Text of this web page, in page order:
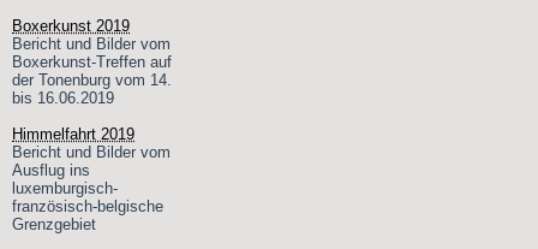
Boxerkunst 2019
Bericht und Bilder vom
Boxerkunst-Treffen auf
der Tonenburg vom 14.
bis 16.06.2019
Himmelfahrt 2019
Bericht und Bilder vom
Ausflug ins
luxemburgisch-
französisch-belgische
Grenzgebiet